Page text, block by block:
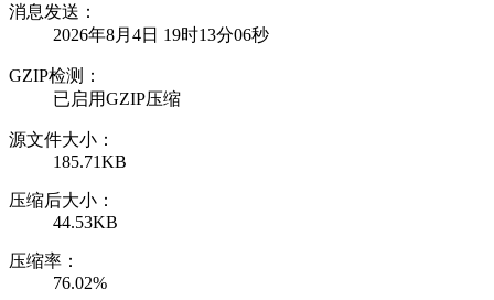
消息发送：
2026年8月4日 19时13分06秒
GZIP检测：
已启用GZIP压缩
源文件大小：
185.71KB
压缩后大小：
44.53KB
压缩率：
76.02%